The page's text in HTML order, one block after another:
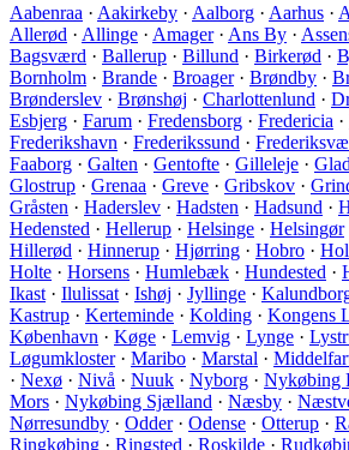
Aabenraa · Aakirkeby · Aalborg · Aarhus ·
Allerød · Allinge · Amager· Ans By ·
Bagsværd · Ballerup · Billund · Birkerød ·
Bornholm · Brande · Broager· Brøndby ·
Brønderslev · Brønshøj · Charlottenlund ·
Esbjerg · Farum · Fredensborg · Fredericia ·
Frederikshavn · Frederikssund ·
Faaborg · Galten · Gentofte · Gilleleje ·
Glostrup · Grenaa · Greve · Gribskov ·
Gråsten · Haderslev · Hadsten · Hadsund ·
Hedensted · Hellerup · Helsinge · Helsingør
Hillerød · Hinnerup · Hjørring · Hobro ·
Holte · Horsens · Humlebæk · Hundested ·
Ikast · Ilulissat · Ishøj · Jyllinge ·
Kastrup · Kerteminde · Kolding · Kongens
København · Køge · Lemvig · Lynge ·
Løgumkloster· Maribo · Marstal ·
· Nexø · Nivå · Nuuk · Nyborg · Nykøbing
Mors · Nykøbing Sjælland · Næsby ·
Nørresundby · Odder· Odense · Otterup ·
Ringkøbing · Ringsted · Roskilde ·